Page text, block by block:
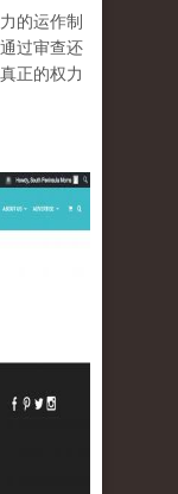
的运作制
过审查还
正的权力